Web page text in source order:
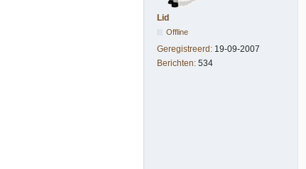
Lid
Offline
Geregistreerd: 19-09-2007
Berichten: 534